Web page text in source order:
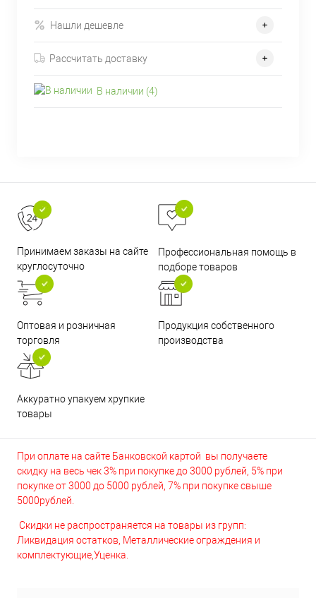
Нашли дешевле
Рассчитать доставку
В наличии (4)
Принимаем заказы на сайте
круглосуточно
Профессиональная помощь в
подборе товаров
Оптовая и розничная
торговля
Продукция собственного
производства
Аккуратно упакуем хрупкие
товары
При оплате на сайте Банковской картой вы получаете
скидку на весь чек 3% при покупке до 3000 рублей, 5% при
покупке от 3000 до 5000 рублей, 7% при покупке свыше
5000рублей.
Скидки не распространяется на товары из групп:
Ликвидация остатков, Металлические ограждения и
комплектующие,Уценка.